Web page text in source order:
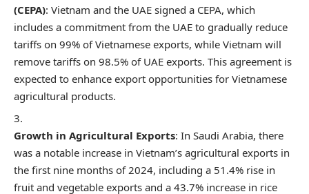
(CEPA): Vietnam and the UAE signed a CEPA, which
includes a commitment from the UAE to gradually reduce
tariffs on 99% of Vietnamese exports, while Vietnam will
remove tariffs on 98.5% of UAE exports. This agreement is
expected to enhance export opportunities for Vietnamese
agricultural products.
Growth in Agricultural Exports: In Saudi Arabia, there
was a notable increase in Vietnam’s agricultural exports in
the first nine months of 2024, including a 51.4% rise in
fruit and vegetable exports and a 43.7% increase in rice